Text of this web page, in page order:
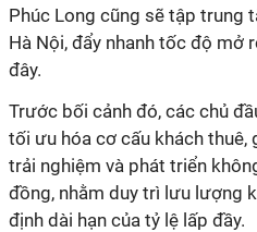
Phúc Long cũng sẽ tập
Hà Nội, đẩy nhanh tốc độ mở
đây.
Trước bối cảnh đó, các chủ
tối ưu hóa cơ cấu khách thuê,
trải nghiệm và phát triển
đồng, nhằm duy trì lưu lượng
định dài hạn của tỷ lệ lấp đầy.